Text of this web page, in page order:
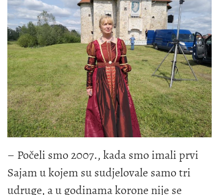
– Počeli smo 2007., kada smo imali prvi
Sajam u kojem su sudjelovale samo tri
udruge, a u godinama korone nije se